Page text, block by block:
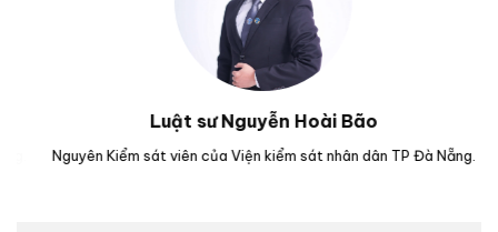
Luật sư Nguyễn Hoài Bão
Nguyên Kiểm sát viên của Viện kiểm sát nhân dân TP Đà Nẵng.